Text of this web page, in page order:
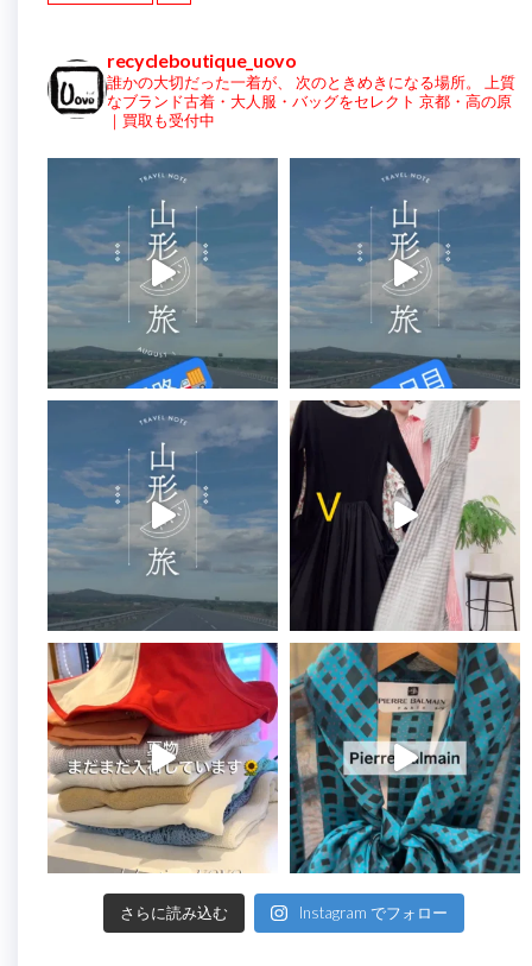
recycleboutique_uovo
誰かの大切だった一着が、 次のときめきになる場所。
上質
なブランド古着・大人服・バッグをセレクト 京都・高の原
｜買取も受付中
さらに読み込む Instagram でフォロー